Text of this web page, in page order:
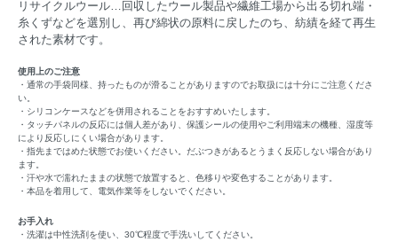
リサイクルウール…回収したウール製品や繊維工場から出る切れ端・
糸くずなどを選別し、再び綿状の原料に戻したのち、紡績を経て再生
された素材です。
使用上のご注意
・通常の手袋同様、持ったものが滑ることがありますのでお取扱には十分にご注意くださ
い。
・シリコンケースなどを併用されることをおすすめいたします。
・タッチパネルの反応には個人差があり、保護シールの使用やご利用端末の機種、湿度等
により反応しにくい場合があります。
・指先まではめた状態でお使いください。だぶつきがあるとうまく反応しない場合があり
ます。
・汗や水で濡れたままの状態で放置すると、色移りや変色することがあります。
・本品を着用して、電気作業等をしないでください。
お手入れ
・洗濯は中性洗剤を使い、30℃程度で手洗いしてください。